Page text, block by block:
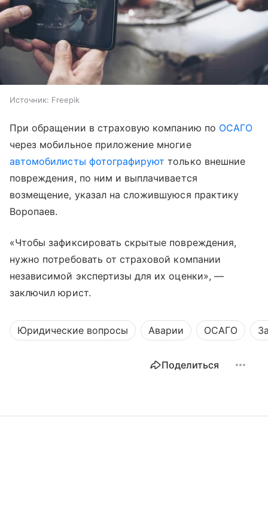
Источник: Freepik
При обращении в страховую компанию по ОСАГО
через мобильное приложение многие
автомобилисты фотографируют только внешние
повреждения, по ним и выплачивается
возмещение, указал на сложившуюся практику
Воропаев.
«Чтобы зафиксировать скрытые повреждения,
нужно потребовать от страховой компании
независимой экспертизы для их оценки», —
заключил юрист.
Юридические вопросы Аварии ОСАГО
Поделиться